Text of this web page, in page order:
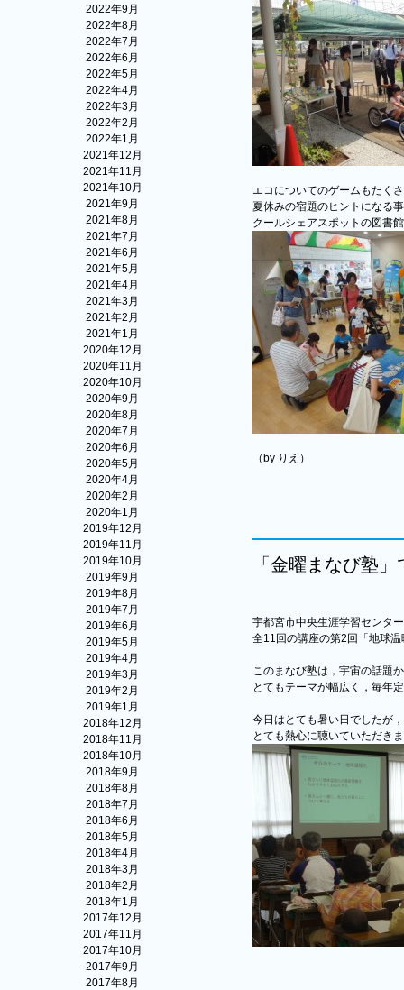
2022年9月
2022年8月
2022年7月
2022年6月
2022年5月
2022年4月
2022年3月
2022年2月
2022年1月
2021年12月
2021年11月
2021年10月
2021年9月
2021年8月
2021年7月
2021年6月
2021年5月
2021年4月
2021年3月
2021年2月
2021年1月
2020年12月
2020年11月
2020年10月
2020年9月
2020年8月
2020年7月
2020年6月
2020年5月
2020年4月
2020年2月
2020年1月
2019年12月
2019年11月
2019年10月
2019年9月
2019年8月
2019年7月
2019年6月
2019年5月
2019年4月
2019年3月
2019年2月
2019年1月
2018年12月
2018年11月
2018年10月
2018年9月
2018年8月
2018年7月
2018年6月
2018年5月
2018年4月
2018年3月
2018年2月
2018年1月
2017年12月
2017年11月
2017年10月
2017年9月
2017年8月
エコについてのゲームもたく
夏休みの宿題のヒントになる
クールシェアスポットの図書
（by りえ）
「金曜まなび塾
宇都宮市中央生涯学習センタ
全11回の講座の第2回「地球
このまなび塾は，宇宙の話題
とてもテーマが幅広く，毎年
今日はとても暑い日でしたが
とても熱心に聴いていただき